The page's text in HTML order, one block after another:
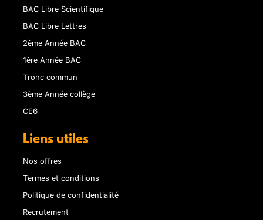
BAC Libre Scientifique
BAC Libre Lettres
2ème Année BAC
1ère Année BAC
Tronc commun
3ème Année collège
CE6
Liens utiles
Nos offres
Termes et conditions
Politique de confidentialité
Recrutement